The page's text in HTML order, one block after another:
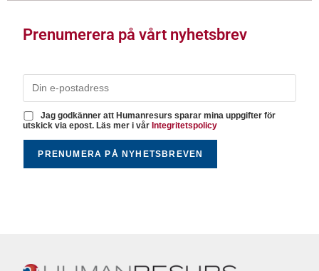
Prenumerera på vårt nyhetsbrev
Jag godkänner att Humanresurs sparar mina uppgifter för
utskick via epost. Läs mer i vår Integritetspolicy